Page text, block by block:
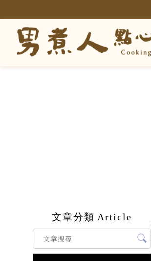
文章分類 Article